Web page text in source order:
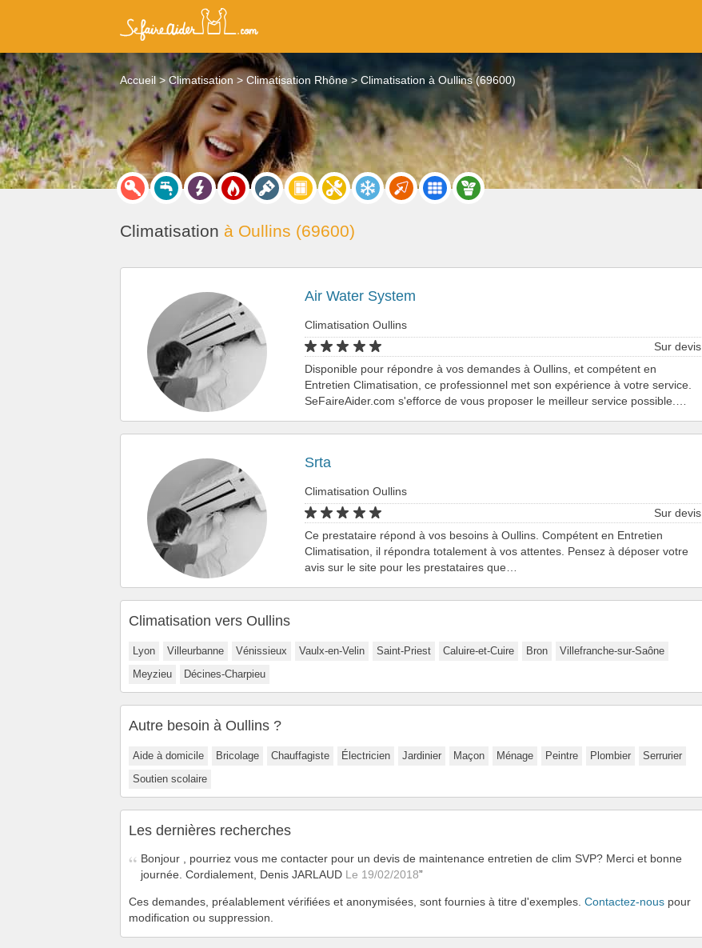
Accueil Climatisation Climatisation Rhône Climatisation à Oullins (69600)
Climatisation à Oullins (69600)
Air Water System
Climatisation Oullins
Sur devis
Disponible pour répondre à vos demandes à Oullins, et compétent en
Entretien Climatisation, ce professionnel met son expérience à votre service.
SeFaireAider.com s'efforce de vous proposer le meilleur service possible.…
Srta
Climatisation Oullins
Sur devis
Ce prestataire répond à vos besoins à Oullins. Compétent en Entretien
Climatisation, il répondra totalement à vos attentes. Pensez à déposer votre
avis sur le site pour les prestataires que…
Climatisation vers Oullins
Lyon Villeurbanne Vénissieux Vaulx-en-Velin Saint-Priest Caluire-et-Cuire Bron
Villefranche-sur-Saône
Meyzieu
Décines-Charpieu
Autre besoin à Oullins ?
Aide à domicile Bricolage Chauffagiste Électricien Jardinier Maçon Ménage Peintre Plombier
Serrurier
Soutien scolaire
Les dernières recherches
Bonjour , pourriez vous me contacter pour un devis de maintenance entretien de clim SVP? Merci et bonne
journée. Cordialement, Denis JARLAUD Le 19/02/2018
Ces demandes, préalablement vérifiées et anonymisées, sont fournies à titre d'exemples. Contactez-nous pour
modification ou suppression.